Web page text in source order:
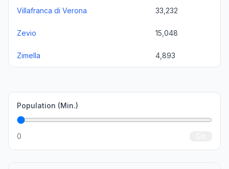
Villafranca di Verona 33,232
Zevio 15,048
Zimella 4,893
Population (Min.)
0